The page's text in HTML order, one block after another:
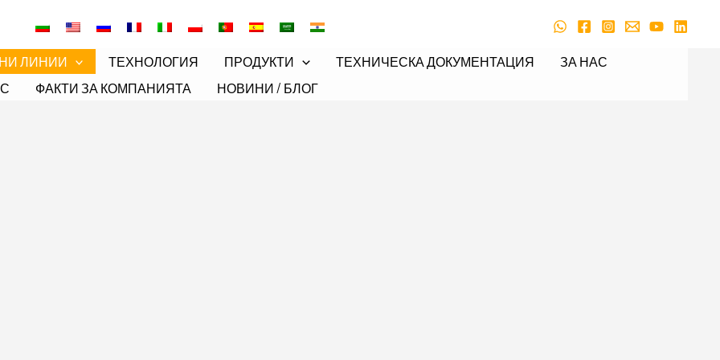
ЛИНИИ ТЕХНОЛОГИЯ ПРОДУКТИ ТЕХНИЧЕСКА ДОКУМЕНТАЦИЯ
ЗА НАС
ФАКТИ ЗА КОМПАНИЯТА НОВИНИ / БЛОГ